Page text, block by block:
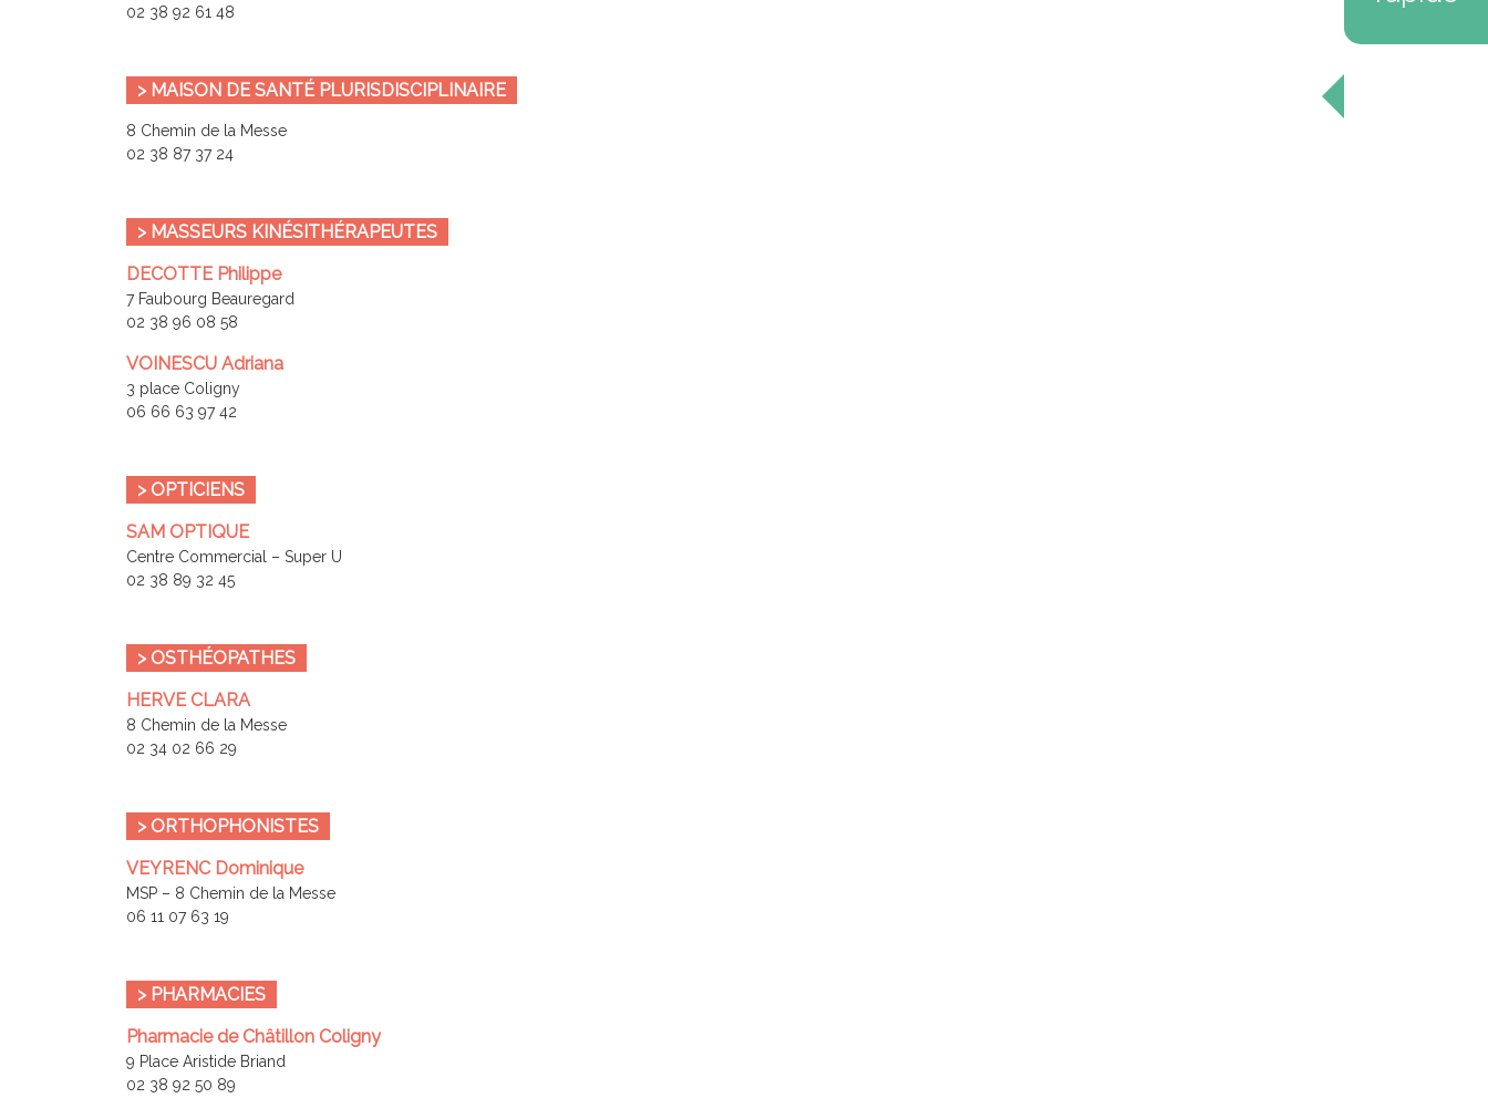
02 38 92 61 48
> MAISON DE SANTÉ PLURISDISCIPLINAIRE
8 Chemin de la Messe
02 38 87 37 24
> MASSEURS KINÉSITHÉRAPEUTES
DECOTTE Philippe
7 Faubourg Beauregard
02 38 96 08 58
VOINESCU Adriana
3 place Coligny
06 66 63 97 42
> OPTICIENS
SAM OPTIQUE
Centre Commercial – Super U
02 38 89 32 45
> OSTHÉOPATHES
HERVE CLARA
8 Chemin de la Messe
02 34 02 66 29
> ORTHOPHONISTES
VEYRENC Dominique
MSP – 8 Chemin de la Messe
06 11 07 63 19
> PHARMACIES
Pharmacie de Châtillon Coligny
9 Place Aristide Briand
02 38 92 50 89